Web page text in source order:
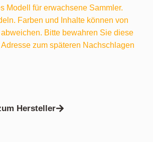
Modell für erwachsene Sammler.
Farben und Inhalte können von
Bitte bewahren Sie diese
zum späteren Nachschlagen
Hersteller